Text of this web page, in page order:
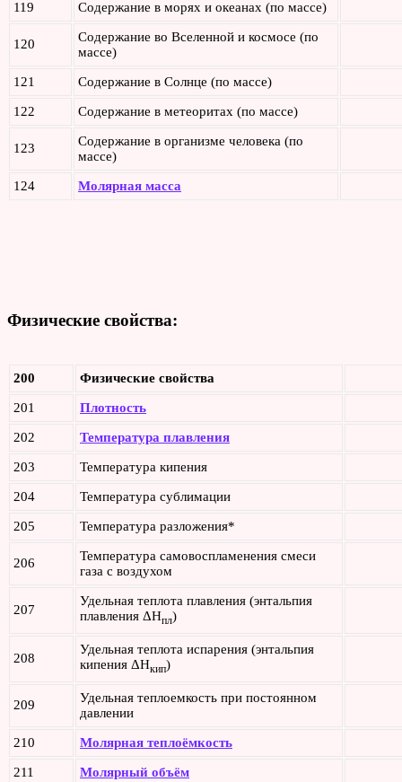
119 Содержание в морях и океанах (по массе)
120
Содержание во Вселенной и космосе (по
массе)
121 Содержание в Солнце (по массе)
122 Содержание в метеоритах (по массе)
123
Содержание в организме человека (по
массе)
124 Молярная масса
Физические свойства:
200 Физические свойства
201 Плотность
202 Температура плавления
203 Температура кипения
204 Температура сублимации
205 Температура разложения*
206
Температура самовоспламенения смеси
газа с воздухом
207
Удельная теплота плавления (энтальпия
плавления ΔHпл)
208
Удельная теплота испарения (энтальпия
кипения ΔHкип)
209
Удельная теплоемкость при постоянном
давлении
210 Молярная теплоёмкость
211 Молярный объём